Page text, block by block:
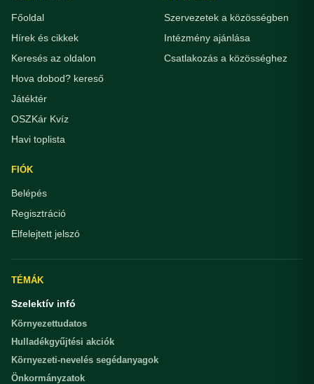
Főoldal
Hírek és cikkek
Keresés az oldalon
Hova dobod? kereső
Játéktér
OSZKár Kvíz
Havi toplista
Szervezetek a közösségben
Intézmény ajánlása
Csatlakozás a közösséghez
FIÓK
Belépés
Regisztráció
Elfelejtett jelszó
TÉMÁK
Szelektív infó
Környezettudatos
Hulladékgyűjtési akciók
Környezeti-nevelés segédanyagok
Önkormányzatok